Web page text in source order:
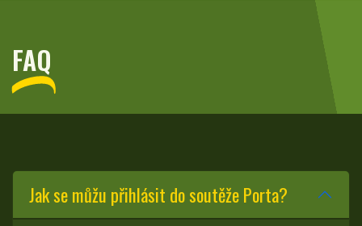
FAQ
Jak se můžu přihlásit do soutěže Porta?